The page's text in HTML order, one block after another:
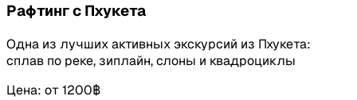
Рафтинг с Пхукета
Одна из лучших активных экскурсий из Пхукета:
сплав по реке, зиплайн, слоны и квадроциклы
Цена: от1200฿